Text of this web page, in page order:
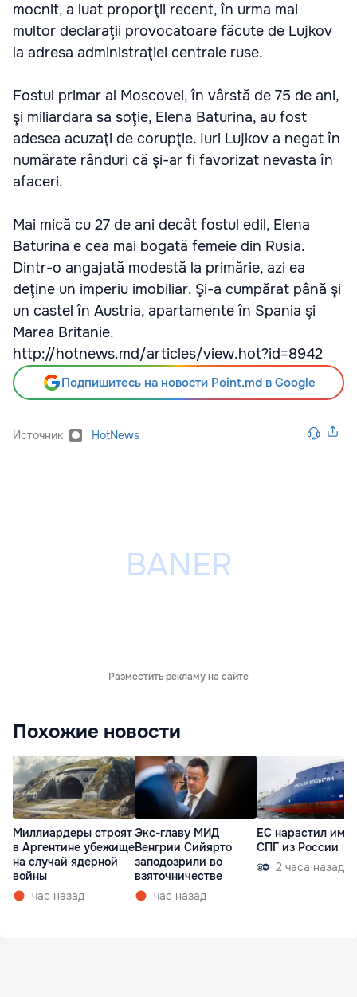
mocnit, a luat proporţii recent, în urma mai
multor declaraţii provocatoare făcute de Lujkov
la adresa administraţiei centrale ruse.
Fostul primar al Moscovei, în vârstă de 75 de ani,
şi miliardara sa soţie, Elena Baturina, au fost
adesea acuzaţi de corupţie. Iuri Lujkov a negat în
numărate rânduri că şi-ar fi favorizat nevasta în
afaceri.
Mai mică cu 27 de ani decât fostul edil, Elena
Baturina e cea mai bogată femeie din Rusia.
Dintr-o angajată modestă la primărie, azi ea
deţine un imperiu imobiliar. Şi-a cumpărat până şi
un castel în Austria, apartamente în Spania şi
Marea Britanie.
http://hotnews.md/articles/view.hot?id=8942
Подпишитесь на новости Point.md в Google
Источник HotNews
Разместить рекламу на сайте
Похожие новости
Миллиардеры строят
в Аргентине убежище
на случай ядерной
войны
час назад
Экс-главу МИД
Венгрии Сийярто
заподозрили во
взяточничестве
час назад
ЕС нарастил
СПГ из России
2 часа назад